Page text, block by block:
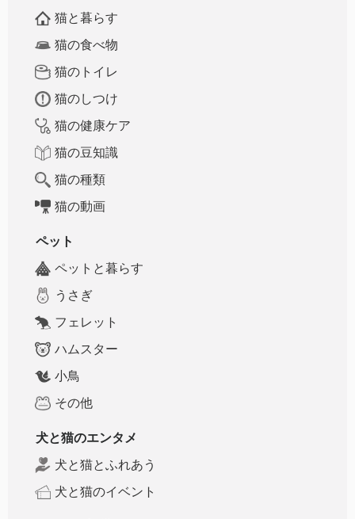
猫と暮らす
猫の食べ物
猫のトイレ
猫のしつけ
猫の健康ケア
猫の豆知識
猫の種類
猫の動画
ペット
ペットと暮らす
うさぎ
フェレット
ハムスター
小鳥
その他
犬と猫のエンタメ
犬と猫とふれあう
犬と猫のイベント